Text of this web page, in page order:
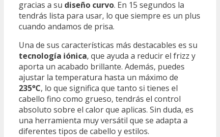
gracias a su diseño curvo. En 15 segundos la
tendrás lista para usar, lo que siempre es un plus
cuando andamos de prisa.
Una de sus características más destacables es su
tecnología iónica, que ayuda a reducir el frizz y
aporta un acabado brillante. Además, puedes
ajustar la temperatura hasta un máximo de
235°C, lo que significa que tanto si tienes el
cabello fino como grueso, tendrás el control
absoluto sobre el calor que aplicas. Sin duda, es
una herramienta muy versátil que se adapta a
diferentes tipos de cabello y estilos.